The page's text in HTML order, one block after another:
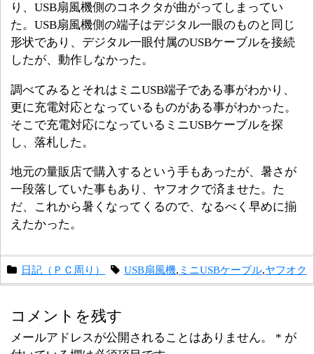
り、USB扇風機側のコネクタが曲がってしまってい
た。USB扇風機側の端子はデジタル一眼のものと同じ
形状であり、デジタル一眼付属のUSBケーブルを接続
したが、動作しなかった。
調べてみるとそれはミニUSB端子である事がわかり、
更に充電対応となっているものがある事がわかった。
そこで充電対応になっているミニUSBケーブルを探
し、落札した。
地元の量販店で購入するという手もあったが、暑さが
一段落していた事もあり、ヤフオクで済ませた。た
だ、これから暑くなってくるので、なるべく早めに揃
えたかった。
日記（ＰＣ周り） USB扇風機, ミニUSBケーブル,ヤフオク
コメントを残す
メールアドレスが公開されることはありません。 * が